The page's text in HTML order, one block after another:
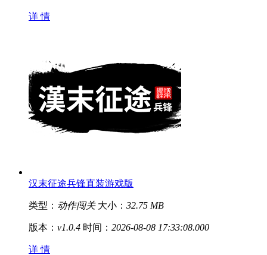
详 情
汉末征途兵锋直装游戏版
类型： 动作闯关 大小： 32.75 MB
版本： v1.0.4 时间： 2026-08-08 17:33:08.000
详 情